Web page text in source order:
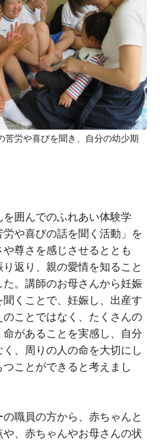
労や喜びを聞き、自分の幼少期
を囲んでのふれあい体験学
や喜びの話を聞く活動」を
尊さを感じさせるととも
返り、親の愛情を知ること
。講師のお母さんから妊娠
くことで、妊娠し、出産す
のことではなく、たくさんの
があることを実感し、自分
、周りの人の命を大切にし
ことができると考えまし
職員の方から、赤ちゃんと
、赤ちゃんやお母さんの状